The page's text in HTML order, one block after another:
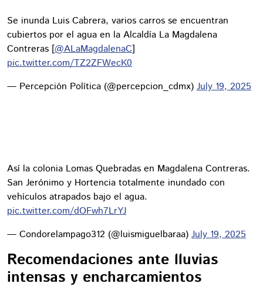
Se inunda Luis Cabrera, varios carros se encuentran
cubiertos por el agua en la Alcaldía La Magdalena
Contreras [@ALaMagdalenaC]
pic.twitter.com/TZ2ZFWecK0
— Percepción Política (@percepcion_cdmx) July 19, 2025
Así la colonia Lomas Quebradas en Magdalena Contreras.
San Jerónimo y Hortencia totalmente inundado con
vehículos atrapados bajo el agua.
pic.twitter.com/dOFwh7LrYJ
— Condorelampago312 (@luismiguelbaraa) July 19, 2025
Recomendaciones ante lluvias
intensas y encharcamientos